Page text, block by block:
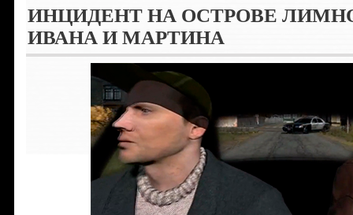
ИНЦИДЕНТ НА ОСТРОВЕ
ИВАНА И МАРТИНА